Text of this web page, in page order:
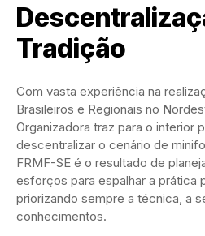
Tradição
Com vasta experiência na
Brasileiros e Regionais no
Organizadora traz para o interior
descentralizar o cenário de
FRMF-SE é o resultado de
esforços para espalhar a prática
priorizando sempre a técnica, a
conhecimentos.